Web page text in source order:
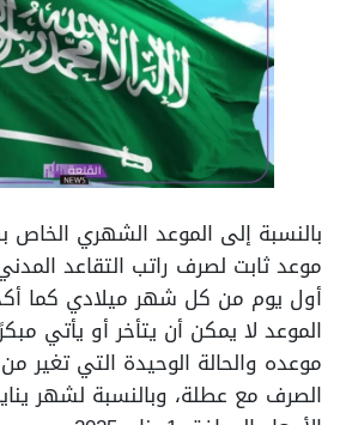
بالنسبة إلى الموعد الشهري
موعد ثابت لصرف راتب التقاعد
أول يوم من كل شهر ميلادي كما
الموعد لا يمكن أن يتأخر أو يأتي
موعده والحالة الوحيدة التي تغير
الصرف مع عطلة، وبالنسبة لشهر